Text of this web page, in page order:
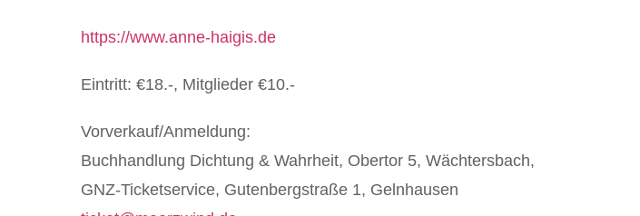
https://www.anne-haigis.de
Eintritt: €18.-, Mitglieder €10.-
Vorverkauf/Anmeldung:
Buchhandlung Dichtung & Wahrheit, Obertor 5, Wächtersbach,
GNZ-Ticketservice, Gutenbergstraße 1, Gelnhausen